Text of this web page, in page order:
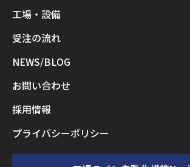
工場・設備
受注の流れ
NEWS/BLOG
お問い合わせ
採用情報
プライバシーポリシー